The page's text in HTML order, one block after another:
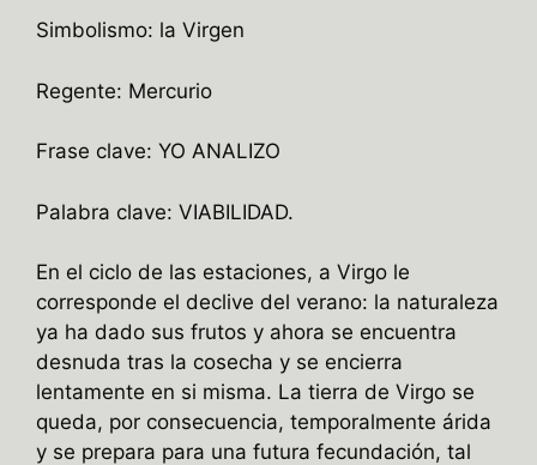
Simbolismo: la Virgen
Regente: Mercurio
Frase clave: YO ANALIZO
Palabra clave: VIABILIDAD.
En el ciclo de las estaciones, a Virgo le
corresponde el declive del verano: la naturaleza
ya ha dado sus frutos y ahora se encuentra
desnuda tras la cosecha y se encierra
lentamente en si misma. La tierra de Virgo se
queda, por consecuencia, temporalmente árida
y se prepara para una futura fecundación, tal